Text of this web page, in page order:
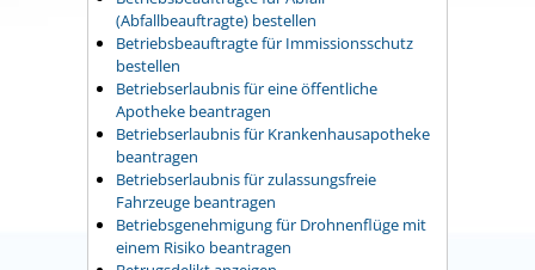
(Abfallbeauftragte) bestellen
Betriebsbeauftragte für Immissionsschutz
bestellen
Betriebserlaubnis für eine öffentliche
Apotheke beantragen
Betriebserlaubnis für Krankenhausapotheke
beantragen
Betriebserlaubnis für zulassungsfreie
Fahrzeuge beantragen
Betriebsgenehmigung für Drohnenflüge mit
einem Risiko beantragen